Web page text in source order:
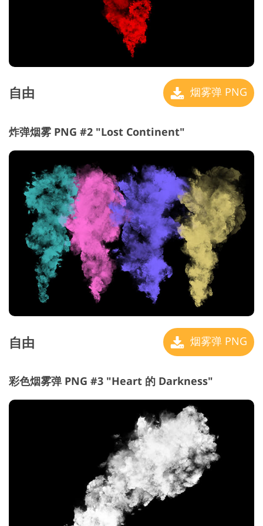
自由 烟雾弹 PNG
炸弹烟雾 PNG #2 "Lost Continent"
自由 烟雾弹 PNG
彩色烟雾弹 PNG #3 "Heart 的 Darkness"